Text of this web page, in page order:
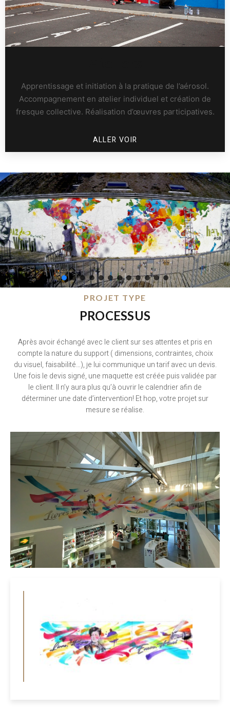
Apprentissage et initiation à la pratique de l’aérosol.
Accompagnement en atelier individuel et création de
fresque collective. Réalisation d’œuvres participatives.
ALLER VOIR
PROJET TYPE
PROCESSUS
Après avoir échangé avec le client sur ses attentes et pris en
compte la nature du support ( dimensions, contraintes, choix
du visuel, faisabilité…), je lui communique un tarif avec un devis.
Une fois le devis signé, une maquette est créée puis validée par
le client. Il n’y aura plus qu’à ouvrir le calendrier afin de
déterminer une date d’intervention! Et hop, votre projet sur
mesure se réalise.